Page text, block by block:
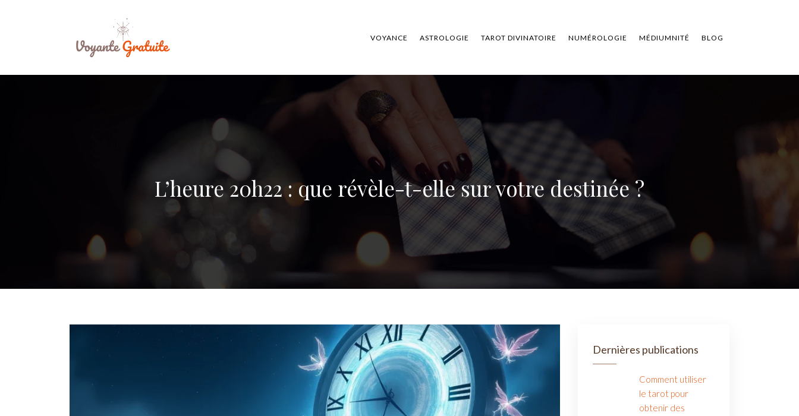
VOYANCE ASTROLOGIE TAROT DIVINATOIRE NUMÉROLOGIE MÉDIUMNITÉ BLOG
L’heure 20h22 : que révèle-t-elle sur votre destinée ?
Dernières publications
Comment utiliser
le tarot pour
obtenir des